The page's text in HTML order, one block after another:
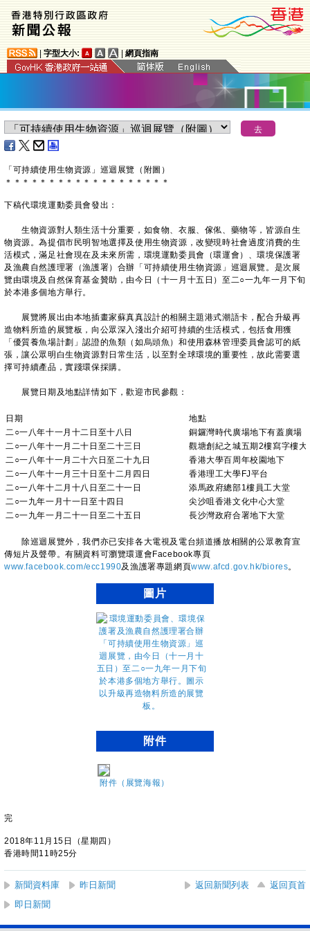
字型大小: 網頁指南
​「可持續使用生物資源」巡迴展覽 （ 附圖 ）
＊ ＊ ＊ ＊ ＊ ＊ ＊ ＊ ＊ ＊ ＊ ＊ ＊ ＊ ＊ ＊ ＊ ＊ ＊
下稿代環境運動委員會發出：
生物資源對人類生活十分重要，如食物、衣服、傢俬、藥物等，皆源自生
物資源。為提倡市民明智地選擇及使用生物資源，改變現時社會過度消費的生
活模式，滿足社會現在及未來所需，環境運動委員會（環運會）、環境保護署
及漁農自然護理署（漁護署）合辦「可持續使用生物資源」巡迴展覽。是次展
覽由環境及自然保育基金贊助，由今日（十一月十五日）至二○一九年一月下旬
於本港多個地方舉行。
展覽將展出由本地插畫家蘇真真設計的相關主題港式潮語卡，配合升級再
造物料所造的展覽板，向公眾深入淺出介紹可持續的生活模式，包括食用獲
「優質養魚場計劃」認證的魚類（如烏頭魚）和使用森林管理委員會認可的紙
張，讓公眾明白生物資源對日常生活，以至對全球環境的重要性，故此需要選
擇可持續產品，實踐環保採購。
展覽日期及地點詳情如下，歡迎市民參觀：
日期
地點
二○一八年十一月十二日至十八日
銅鑼灣時代廣場地下有蓋廣場
二○一八年十一月二十日至二十三日
觀塘創紀之城五期2樓寫字樓大
二○一八年十一月二十六日至二十九日
香港大學百周年校園地下
二○一八年十一月三十日至十二月四日
香港理工大學FJ平台
二○一八年十二月十八日至二十一日
添馬政府總部1樓員工大堂
二○一九年一月十一日至十四日
尖沙咀香港文化中心大堂
二○一九年一月二十一日至二十五日
長沙灣政府合署地下大堂
除巡迴展覽外，我們亦已安排各大電視及電台頻道播放相關的公眾教育宣
傳短片及聲帶。有關資料可瀏覽環運會Facebook專頁
www.facebook.com/ecc1990及漁護署專題網頁www.afcd.gov.hk/biores。
圖片
附件
附件（展覽海報）
完
2018年11月15日（星期四）
香港時間11時25分
新聞資料庫 昨日新聞 返回新聞列表
返回頁首
即日新聞